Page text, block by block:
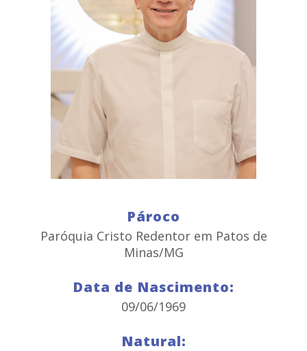
Pároco
Paróquia Cristo Redentor em Patos de
Minas/MG
Data de Nascimento:
09/06/1969
Natural: